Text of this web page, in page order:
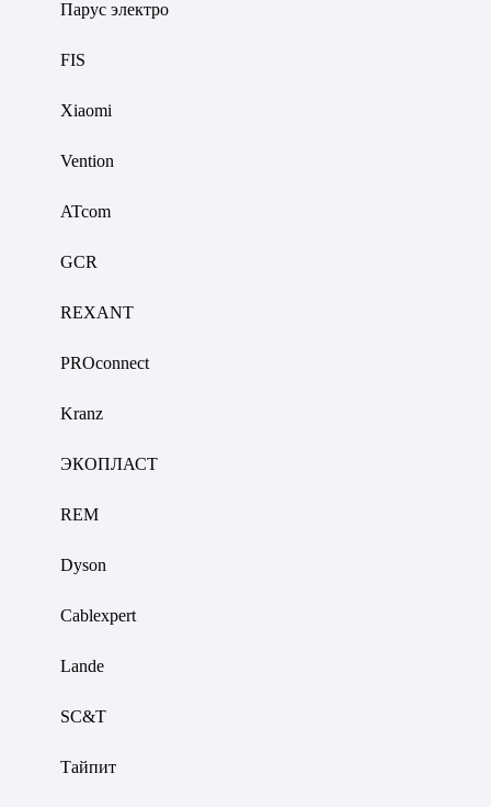
Парус электро
FIS
Xiaomi
Vention
ATcom
GCR
REXANT
PROconnect
Kranz
ЭКОПЛАСТ
REM
Dyson
Cablexpert
Lande
SC&T
Тайпит